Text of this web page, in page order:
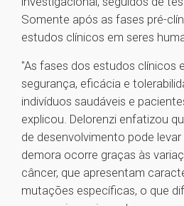
Somente após as fases pré-
estudos clínicos em seres
"As fases dos estudos clínicos
segurança, eficácia e
indivíduos saudáveis e
explicou. Delorenzi enfatizou
de desenvolvimento pode
demora ocorre graças às
câncer, que apresentam
mutações específicas, o que